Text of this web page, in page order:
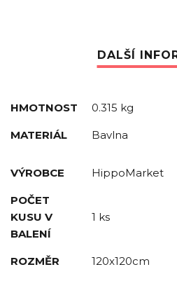
HMOTNOST 0.315 kg
MATERIÁL Bavlna
VÝROBCE HippoMarket
POČET
KUSU V
BALENÍ
1 ks
ROZMĚR 120x120cm